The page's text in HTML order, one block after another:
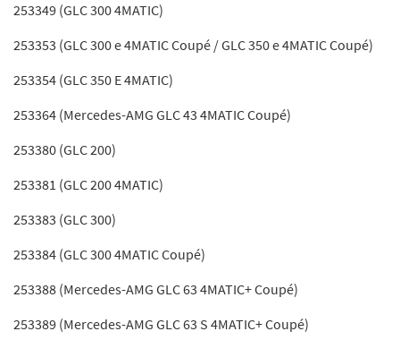
253349 (GLC 300 4MATIC)
253353 (GLC 300 e 4MATIC Coupé / GLC 350 e 4MATIC Coupé)
253354 (GLC 350 E 4MATIC)
253364 (Mercedes-AMG GLC 43 4MATIC Coupé)
253380 (GLC 200)
253381 (GLC 200 4MATIC)
253383 (GLC 300)
253384 (GLC 300 4MATIC Coupé)
253388 (Mercedes-AMG GLC 63 4MATIC+ Coupé)
253389 (Mercedes-AMG GLC 63 S 4MATIC+ Coupé)